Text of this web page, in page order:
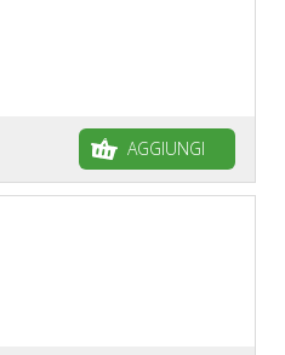
AGGIUNGI